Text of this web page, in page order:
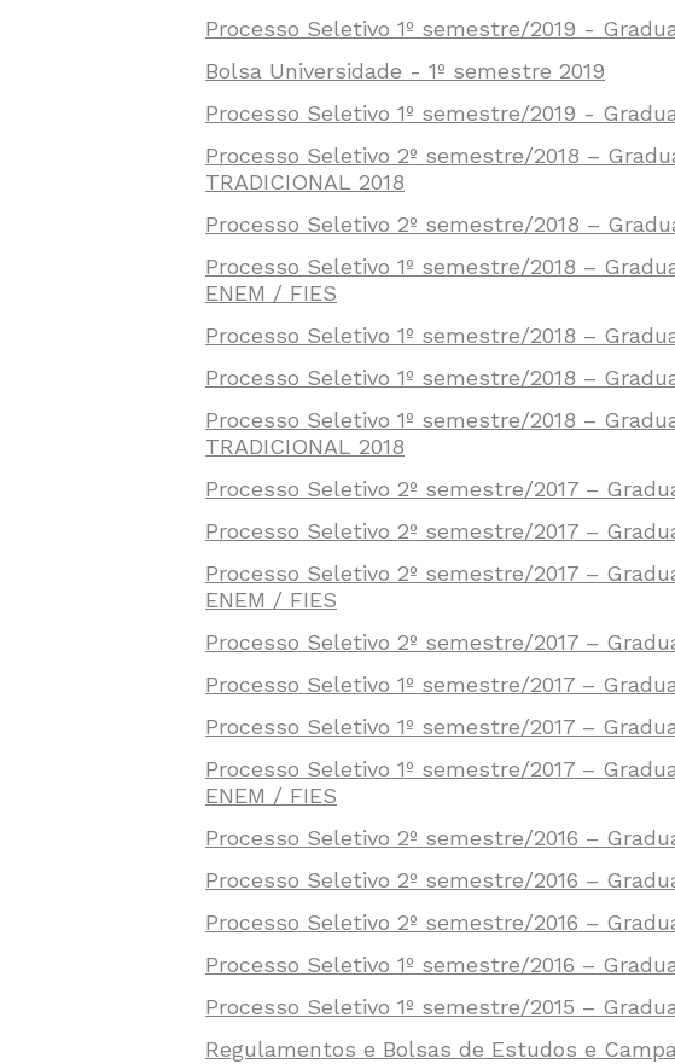
Processo Seletivo 1º semestre/2019 -
Bolsa Universidade - 1º semestre 2019
Processo Seletivo 1º semestre/2019 -
Processo Seletivo 2º semestre/2018 –
TRADICIONAL 2018
Processo Seletivo 2º semestre/2018 –
Processo Seletivo 1º semestre/2018 –
ENEM / FIES
Processo Seletivo 1º semestre/2018 –
Processo Seletivo 1º semestre/2018 –
Processo Seletivo 1º semestre/2018 –
TRADICIONAL 2018
Processo Seletivo 2º semestre/2017 –
Processo Seletivo 2º semestre/2017 –
Processo Seletivo 2º semestre/2017 –
ENEM / FIES
Processo Seletivo 2º semestre/2017 –
Processo Seletivo 1º semestre/2017 –
Processo Seletivo 1º semestre/2017 –
Processo Seletivo 1º semestre/2017 –
ENEM / FIES
Processo Seletivo 2º semestre/2016 –
Processo Seletivo 2º semestre/2016 –
Processo Seletivo 2º semestre/2016 –
Processo Seletivo 1º semestre/2016 –
Processo Seletivo 1º semestre/2015 –
Regulamentos e Bolsas de Estudos e